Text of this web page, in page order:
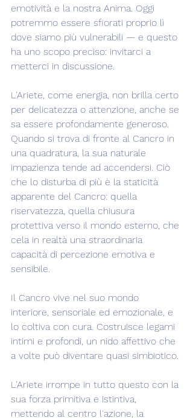
emotività e la nostra Anima. Oggi
potremmo essere sfiorati proprio lì
dove siamo più vulnerabili — e questo
ha uno scopo preciso: invitarci a
metterci in discussione.
L'Ariete, come energia, non brilla certo
per delicatezza o attenzione, anche se
sa essere profondamente generoso.
Quando si trova di fronte al Cancro in
una quadratura, la sua naturale
impazienza tende ad accendersi. Ciò
che lo disturba di più è la staticità
apparente del Cancro: quella
riservatezza, quella chiusura
protettiva verso il mondo esterno, che
cela in realtà una straordinaria
capacità di percezione emotiva e
sensibile.
Il Cancro vive nel suo mondo
interiore, sensoriale ed emozionale, e
lo coltiva con cura. Costruisce legami
intimi e profondi, un nido affettivo che
a volte può diventare quasi simbiotico.
L'Ariete irrompe in tutto questo con la
sua forza primitiva e istintiva,
mettendo al centro l'azione, la